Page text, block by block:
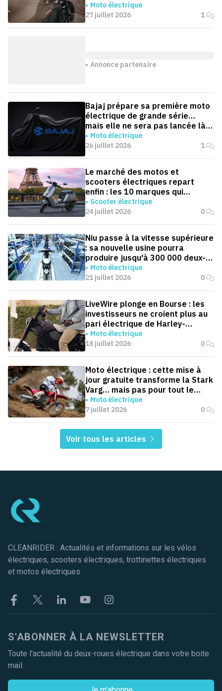
Moto électrique
27 juillet 2026
1
Annonce partenaire
Bajaj prépare sa première moto
électrique de grande série…
mais elle ne sera pas lancée là
où on l'attend
Moto électrique
26 juillet 2026
1
Le marché des motos et
scooters électriques repart
enfin : les 10 marques qui
dominent la France
Scooter électrique
24 juillet 2026
0
Niu passe à la vitesse supérieure
: sa nouvelle usine pourra
produire jusqu'à 300 000 deux-
roues électriques par an
Moto électrique
21 juillet 2026
0
LiveWire plonge en Bourse : les
investisseurs ne croient plus au
pari électrique de Harley-
Davidson
Moto électrique
18 juillet 2026
0
Moto électrique : cette mise à
jour gratuite transforme la Stark
Varg… mais pas pour tout le
monde
Moto électrique
7 juillet 2026
0
Voir tous les articles
CLEANRIDER : Actualités et informations sur les vélos
électriques, scooters électriques, trottinettes électriques
et motos électriques
FacebookTwitter LinkekinYoutubeInstagram
S'ABONNER À LA NEWSLETTER
Toute l'actualité du deux-roues électrique dans votre boite
mail.